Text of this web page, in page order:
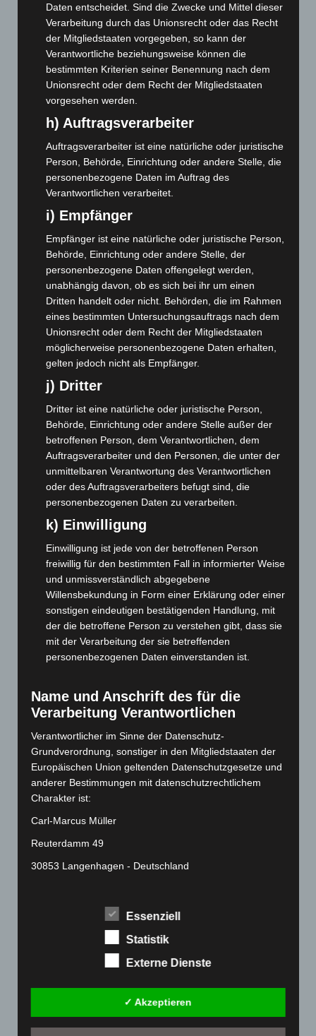
Januar 2025(88)
Dezember 2024(89)
November 2024(94)
Oktober 2024(93)
September 2024 (112)
August 2024(107)
Juli 2024
Juni 2024(107)
Mai 2024(149)
März 2024
(103)
Februar 2024(103)
Januar 2024(111)
Dezember 2023(130)
November 2023
(130)
Oktober 2023(114)
September 2023(133)
Juli 2023(118)
Juni 2023(142)
Mai 2023(139)
April 2023(155)
März 2023 (174)
Februar 2023(154)
Januar 2023(140)
Dezember 2022(130)
November 2022 (167)
Oktober 2022(166)
September 2022(205)
August 2022(166)
Juli 2022 (133)
Mai 2022(177)
April 2022(198)
März 2022(221)
Februar 2022(189)
Januar 2022
(190)
Dezember 2021
November 2021(215)
Oktober 2021(171)
September 2021(180)
März 2021(228)
Januar 2021(192)
Daten entscheidet. Sind die Zwecke und Mittel dieser
Verarbeitung durch das Unionsrecht oder das Recht
der Mitgliedstaaten vorgegeben, so kann der
Verantwortliche beziehungsweise können die
bestimmten Kriterien seiner Benennung nach dem
Unionsrecht oder dem Recht der Mitgliedstaaten
vorgesehen werden.
h) Auftragsverarbeiter
Auftragsverarbeiter ist eine natürliche oder juristische
Person, Behörde, Einrichtung oder andere Stelle, die
personenbezogene Daten im Auftrag des
Verantwortlichen verarbeitet.
i) Empfänger
Empfänger ist eine natürliche oder juristische Person,
Behörde, Einrichtung oder andere Stelle, der
personenbezogene Daten offengelegt werden,
unabhängig davon, ob es sich bei ihr um einen
Dritten handelt oder nicht. Behörden, die im Rahmen
eines bestimmten Untersuchungsauftrags nach dem
Unionsrecht oder dem Recht der Mitgliedstaaten
möglicherweise personenbezogene Daten erhalten,
gelten jedoch nicht als Empfänger.
j) Dritter
Dritter ist eine natürliche oder juristische Person,
Behörde, Einrichtung oder andere Stelle außer der
betroffenen Person, dem Verantwortlichen, dem
Auftragsverarbeiter und den Personen, die unter der
unmittelbaren Verantwortung des Verantwortlichen
oder des Auftragsverarbeiters befugt sind, die
personenbezogenen Daten zu verarbeiten.
k) Einwilligung
Einwilligung ist jede von der betroffenen Person
freiwillig für den bestimmten Fall in informierter Weise
und unmissverständlich abgegebene
Willensbekundung in Form einer Erklärung oder einer
sonstigen eindeutigen bestätigenden Handlung, mit
der die betroffene Person zu verstehen gibt, dass sie
mit der Verarbeitung der sie betreffenden
personenbezogenen Daten einverstanden ist.
Name und Anschrift des für die
Verarbeitung Verantwortlichen
Verantwortlicher im Sinne der Datenschutz-
Grundverordnung, sonstiger in den Mitgliedstaaten der
Europäischen Union geltenden Datenschutzgesetze und
anderer Bestimmungen mit datenschutzrechtlichem
Charakter ist:
Carl-Marcus Müller
Reuterdamm 49
30853 Langenhagen - Deutschland
Fax: 0511-866 789 33
Textdateien, welche über einen Internetbrowser auf
Essenziell
Statistik
Externe Dienste
✓ Akzeptieren